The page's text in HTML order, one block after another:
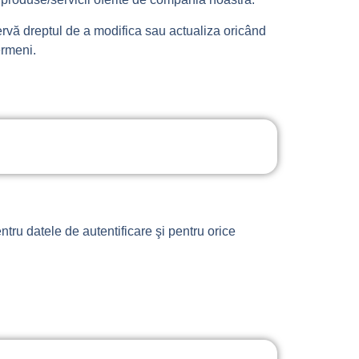
dreptul de a modifica sau actualiza oricând
datele de autentificare şi pentru orice